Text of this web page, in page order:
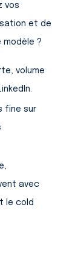
vos
et de
modèle ?
volume
fine sur
avec
le cold